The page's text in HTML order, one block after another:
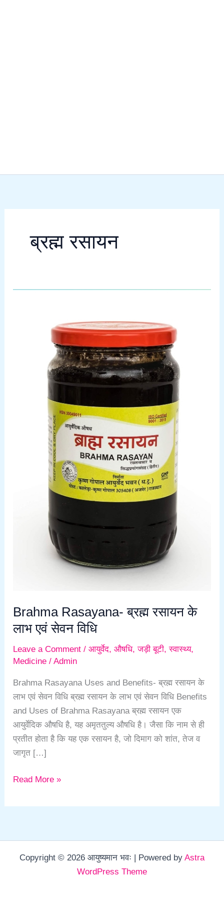
ब्रह्म रसायन
Brahma Rasayana- ब्रह्म रसायन के
लाभ एवं सेवन विधि
Leave a Comment /आयुर्वेद,औषधि,जड़ी बूटी,स्वास्थ्य,
Medicine /Admin
Brahma Rasayana Uses and Benefits- ब्रह्म रसायन के
लाभ एवं सेवन विधि ब्रह्म रसायन के लाभ एवं सेवन विधि Benefits
and Uses of Brahma Rasayana ब्रह्म रसायन एक
आयुर्वेदिक औषधि है, यह अमृततुल्य औषधि है। जैसा कि नाम से ही
प्रतीत होता है कि यह एक रसायन है, जो दिमाग को शांत, तेज व
जागृत […]
Read More »
Copyright © 2026 आयुष्यमान भवः | Powered by Astra
WordPress Theme